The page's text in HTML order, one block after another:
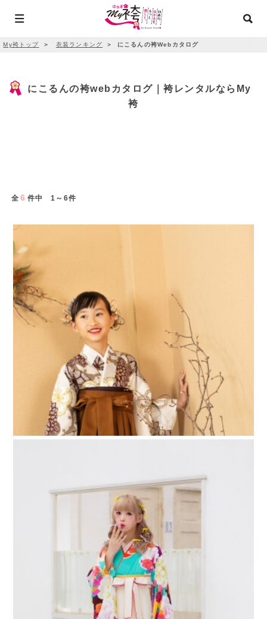
My袴トップ ＞ 衣装ランキング ＞ にこるんの袴Webカタログ
にこるんの袴webカタログ｜袴レンタルならMy
袴
全 6 件中 1～6件